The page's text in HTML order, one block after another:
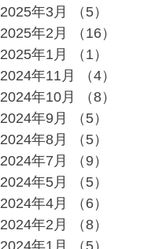
2025年3月
（5）
2025年2月
（16）
2025年1月
（1）
2024年11月
（4）
2024年10月
（8）
2024年9月
（5）
2024年8月
（5）
2024年7月
（9）
2024年5月
（5）
2024年4月
（6）
2024年2月
（8）
2024年1月
（5）